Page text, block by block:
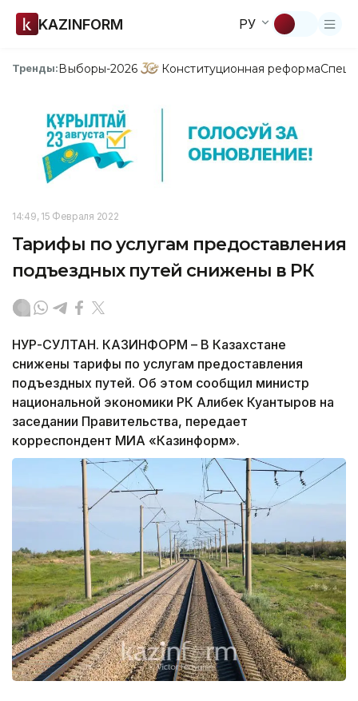
KAZINFORM РУ
Тренды:Выборы-2026 Конституционная реформа
14:49, 15 Февраля 2022
Тарифы по услугам предоставления
подъездных путей снижены в РК
НУР-СУЛТАН. КАЗИНФОРМ – В Казахстане
снижены тарифы по услугам предоставления
подъездных путей. Об этом сообщил министр
национальной экономики РК Алибек Куантыров на
заседании Правительства, передает
корреспондент МИА «Казинформ».